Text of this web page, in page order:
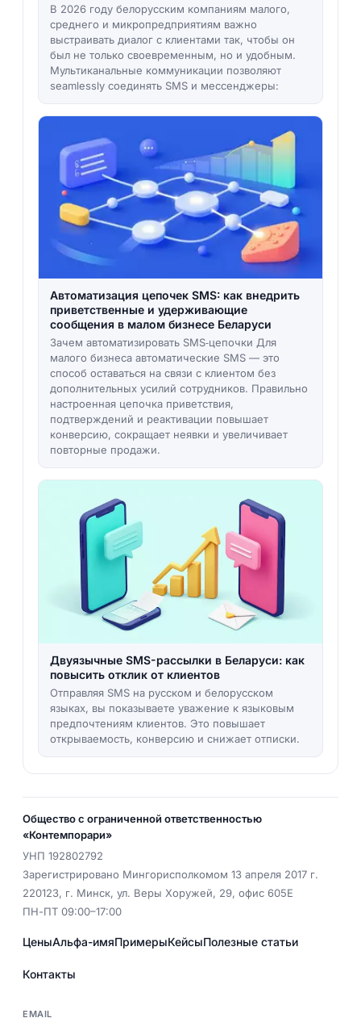
В 2026 году белорусским компаниям малого,
среднего и микропредприятиям важно
выстраивать диалог с клиентами так, чтобы он
был не только своевременным, но и удобным.
Мультиканальные коммуникации позволяют
seamlessly соединять SMS и мессенджеры:
Автоматизация цепочек SMS: как внедрить
приветственные и удерживающие
сообщения в малом бизнесе Беларуси
Зачем автоматизировать SMS‑цепочки Для
малого бизнеса автоматические SMS — это
способ оставаться на связи с клиентом без
дополнительных усилий сотрудников. Правильно
настроенная цепочка приветствия,
подтверждений и реактивации повышает
конверсию, сокращает неявки и увеличивает
повторные продажи.
Двуязычные SMS-рассылки в Беларуси: как
повысить отклик от клиентов
Отправляя SMS на русском и белорусском
языках, вы показываете уважение к языковым
предпочтениям клиентов. Это повышает
открываемость, конверсию и снижает отписки.
Общество с ограниченной ответственностью
«Контемпорари»
УНП 192802792
Зарегистрировано Мингорисполкомом 13 апреля 2017 г.
220123, г. Минск, ул. Веры Хоружей, 29, офис 605Е
ПН-ПТ 09:00–17:00
ЦеныАльфа-имяПримерыКейсыПолезные статьи
Контакты
EMAIL